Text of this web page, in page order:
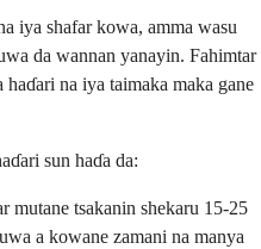
iya shafar kowa, amma wasu
da wannan yanayin. Fahimtar
na iya taimaka maka gane
sun haɗa da:
mutane tsakanin shekaru 15-25
a kowane zamani na manya